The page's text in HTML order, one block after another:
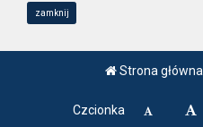
zamknij
Strona główna
Czcionka